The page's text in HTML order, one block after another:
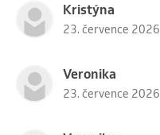
Kristýna
23. července 2026
Veronika
23. července 2026